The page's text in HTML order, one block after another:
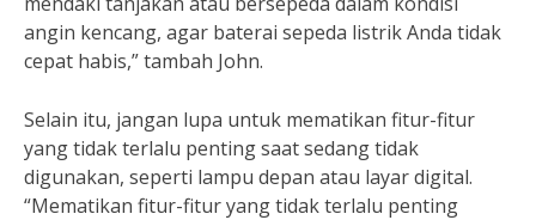
angin kencang, agar baterai sepeda listrik Anda tidak
cepat habis,” tambah John.
Selain itu, jangan lupa untuk mematikan fitur-fitur
yang tidak terlalu penting saat sedang tidak
digunakan, seperti lampu depan atau layar digital.
“Mematikan fitur-fitur yang tidak terlalu penting